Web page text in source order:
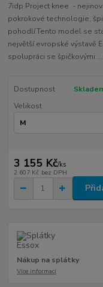
7idp Project knee -
pokrokové technologie,
pohodlí.Tento model se
největší evropské výstavě
spolupráci se špičkovými ...
Dostupnost
Velikost
3 155 Kč/ks
2 607 Kč bez DPH
Nákup na splátky
Více informací